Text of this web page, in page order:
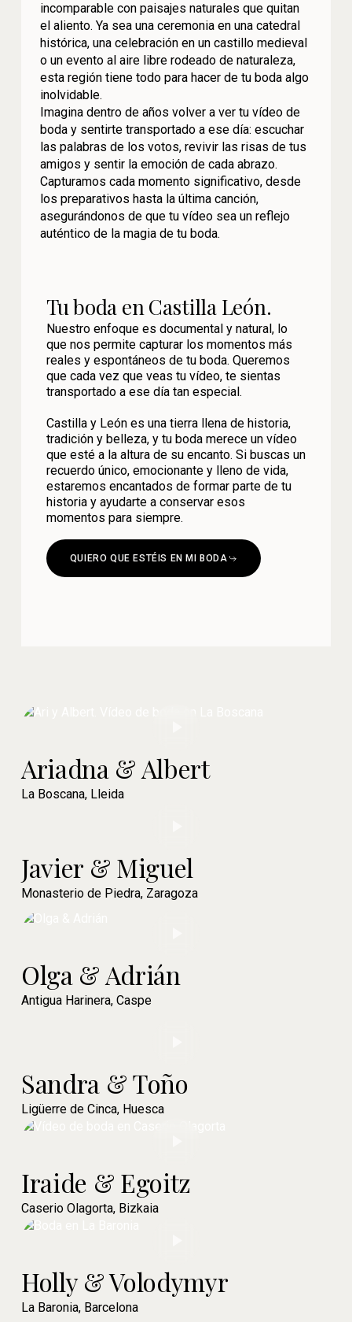
incomparable con paisajes naturales que quitan
el aliento. Ya sea una ceremonia en una catedral
histórica, una celebración en un castillo medieval
o un evento al aire libre rodeado de naturaleza,
esta región tiene todo para hacer de tu boda algo
inolvidable.
Imagina dentro de años volver a ver tu vídeo de
boda y sentirte transportado a ese día: escuchar
las palabras de los votos, revivir las risas de tus
amigos y sentir la emoción de cada abrazo.
Capturamos cada momento significativo, desde
los preparativos hasta la última canción,
asegurándonos de que tu vídeo sea un reflejo
auténtico de la magia de tu boda.
Tu boda en Castilla León.
Nuestro enfoque es documental y natural, lo
que nos permite capturar los momentos más
reales y espontáneos de tu boda. Queremos
que cada vez que veas tu vídeo, te sientas
transportado a ese día tan especial.
Castilla y León es una tierra llena de historia,
tradición y belleza, y tu boda merece un vídeo
que esté a la altura de su encanto. Si buscas un
recuerdo único, emocionante y lleno de vida,
estaremos encantados de formar parte de tu
historia y ayudarte a conservar esos
momentos para siempre.
QUIERO QUE ESTÉIS EN MI BODA
Ariadna & Albert
La Boscana, Lleida
Javier & Miguel
Monasterio de Piedra, Zaragoza
Olga & Adrián
Antigua Harinera, Caspe
Sandra & Toño
Ligüerre de Cinca, Huesca
Iraide & Egoitz
Caserio Olagorta, Bizkaia
Holly & Volodymyr
La Baronia, Barcelona